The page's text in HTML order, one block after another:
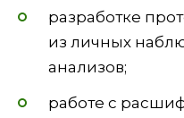
разработке
из личных
анализов;
работе с